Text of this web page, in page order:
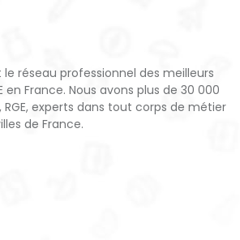
réseau professionnel des meilleurs
en France. Nous avons plus de 30 000
experts dans tout corps de métier
de France.